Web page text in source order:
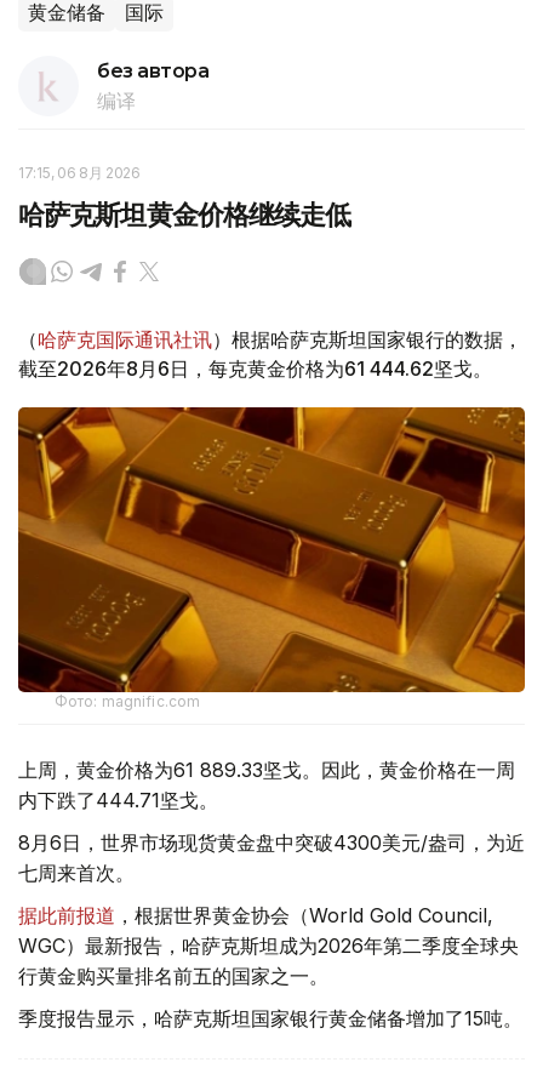
黄金储备 国际
без автора
编译
17:15, 06 8月 2026
哈萨克斯坦黄金价格继续走低
（哈萨克国际通讯社讯）根据哈萨克斯坦国家银行的数据，
截至2026年8月6日，每克黄金价格为61 444.62坚戈。
Фото: magnific.com
上周，黄金价格为61 889.33坚戈。因此，黄金价格在一周
内下跌了444.71坚戈。
8月6日，世界市场现货黄金盘中突破4300美元/盎司，为近
七周来首次。
据此前报道 ，根据世界黄金协会（World Gold Council,
WGC）最新报告，哈萨克斯坦成为2026年第二季度全球央
行黄金购买量排名前五的国家之一。
季度报告显示，哈萨克斯坦国家银行黄金储备增加了15吨。